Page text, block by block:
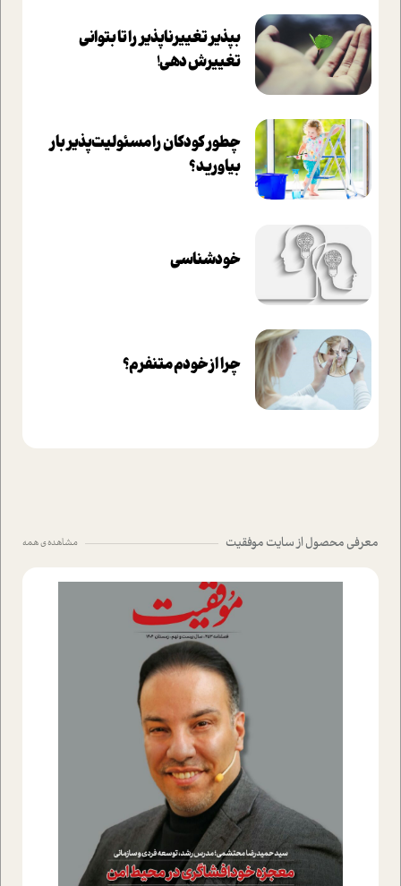
بپذير تغييرناپذير را تا بتواني
تغييرش دهي!‏
چطور کودکان را مسئولیت‌پذیر بار
بیاورید؟
خودشناسی
چرا از خودم متنفرم؟
معرفی محصول از سایت موفقیت مشاهده ی همه